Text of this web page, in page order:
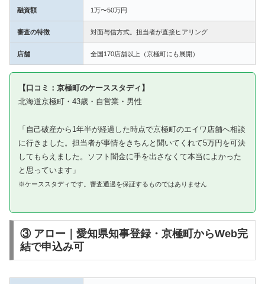
融資額 1万〜50万円
審査の特徴 対面与信方式。担当者が直接ヒアリング
店舗 全国170店舗以上（京極町にも展開）
【口コミ：京極町のケーススタディ】
北海道京極町・43歳・自営業・男性
「自己破産から1年半が経過した時点で京極町のエイワ店舗へ相談
に行きました。担当者が事情をきちんと聞いてくれて5万円を可決
してもらえました。ソフト闇金に手を出さなくて本当によかった
と思っています」
※ケーススタディです。審査通過を保証するものではありません
③ アロー｜愛知県知事登録・京極町からWeb完
結で申込み可